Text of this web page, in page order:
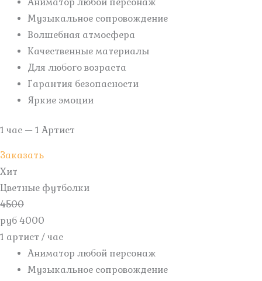
Музыкальное сопровождение
Волшебная атмосфера
Качественные материалы
Для любого возраста
Гарантия безопасности
Яркие эмоции
1 час — 1 Артист
Заказать
Хит
Цветные футболки
4500
руб 4000
1 артист / час
Аниматор любой персонаж
Музыкальное сопровождение